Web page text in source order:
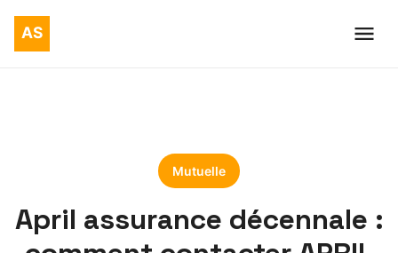
Mutuelle
April assurance décennale :